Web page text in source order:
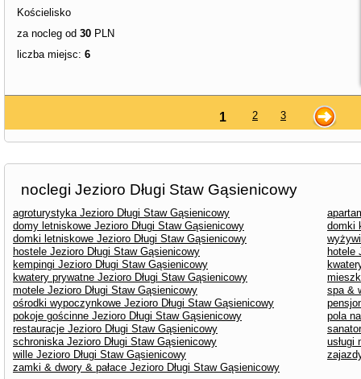
Kościelisko
za nocleg od 30 PLN
liczba miejsc: 6
1 2 3
noclegi Jezioro Długi Staw Gąsienicowy
agroturystyka Jezioro Długi Staw Gąsienicowy
domy letniskowe Jezioro Długi Staw Gąsienicowy
domki
domki letniskowe Jezioro Długi Staw Gąsienicowy
hostele Jezioro Długi Staw Gąsienicowy
hotele
kempingi Jezioro Długi Staw Gąsienicowy
kwatery prywatne Jezioro Długi Staw Gąsienicowy
motele Jezioro Długi Staw Gąsienicowy
spa &
ośrodki wypoczynkowe Jezioro Długi Staw Gąsienicowy
pokoje gościnne Jezioro Długi Staw Gąsienicowy
pola
restauracje Jezioro Długi Staw Gąsienicowy
schroniska Jezioro Długi Staw Gąsienicowy
usługi
wille Jezioro Długi Staw Gąsienicowy
zamki & dwory & pałace Jezioro Długi Staw Gąsienicowy